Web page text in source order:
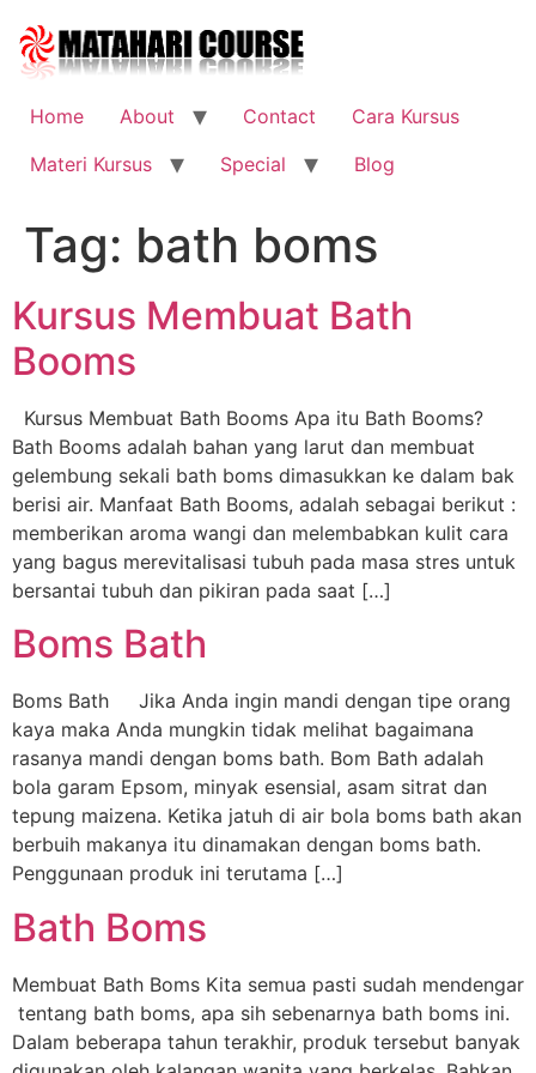
content
Home
About Contact
Cara Kursus
Materi Kursus
Special Blog
Tag: bath boms
Kursus Membuat Bath
Booms
Kursus Membuat Bath Booms Apa itu Bath Booms?
Bath Booms adalah bahan yang larut dan membuat
gelembung sekali bath boms dimasukkan ke dalam bak
berisi air. Manfaat Bath Booms, adalah sebagai berikut :
memberikan aroma wangi dan melembabkan kulit cara
yang bagus merevitalisasi tubuh pada masa stres untuk
bersantai tubuh dan pikiran pada saat […]
Boms Bath
Boms Bath Jika Anda ingin mandi dengan tipe orang
kaya maka Anda mungkin tidak melihat bagaimana
rasanya mandi dengan boms bath. Bom Bath adalah
bola garam Epsom, minyak esensial, asam sitrat dan
tepung maizena. Ketika jatuh di air bola boms bath akan
berbuih makanya itu dinamakan dengan boms bath.
Penggunaan produk ini terutama […]
Bath Boms
Membuat Bath Boms Kita semua pasti sudah mendengar
tentang bath boms, apa sih sebenarnya bath boms ini.
Dalam beberapa tahun terakhir, produk tersebut banyak